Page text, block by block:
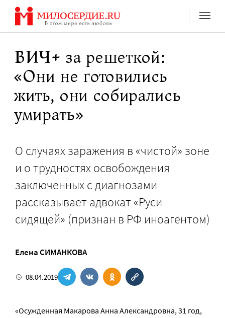
Перейти
содержанию
ВИЧ+ за решеткой:
«Они не готовились
жить, они собирались
умирать»
О случаях заражения в «чистой» зоне
и о трудностях освобождения
заключенных с диагнозами
рассказывает адвокат «Руси
сидящей» (признан в РФ иноагентом)
Елена СИМАНКОВА
08.04.2019
«Осужденная Макарова Анна Александровна, 31 год,